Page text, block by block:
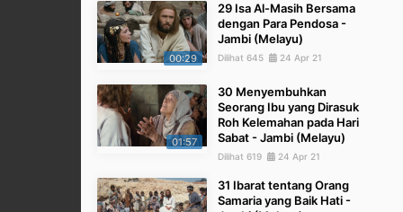
00:29
29 Isa Al-Masih Bersama
dengan Para Pendosa -
Jambi (Melayu)
Dilihat 645 24 Apr 21
01:57
30 Menyembuhkan
Seorang Ibu yang Dirasuk
Roh Kelemahan pada Hari
Sabat - Jambi (Melayu)
Dilihat 619 24 Apr 21
31 Ibarat tentang Orang
Samaria yang Baik Hati -